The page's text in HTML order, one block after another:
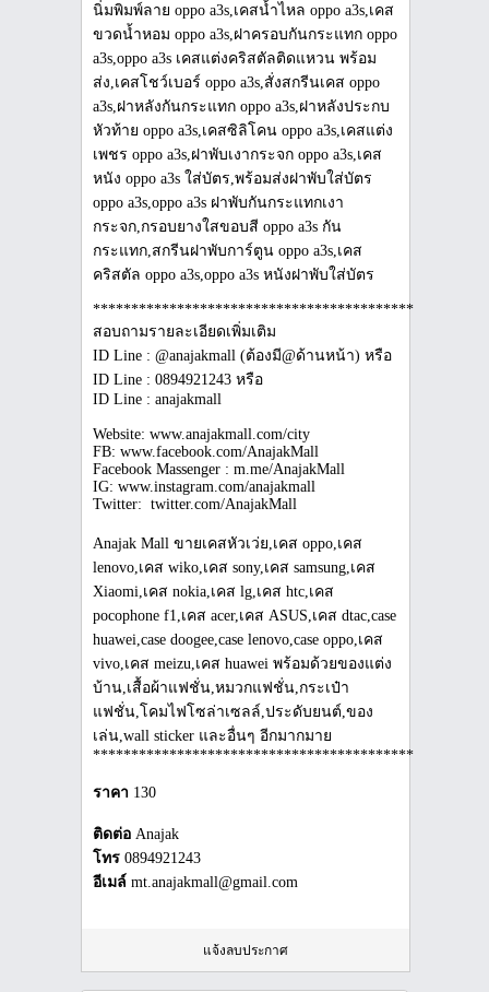
สอบถามรายละเอียดเพิ่มเติม
ID Line : @anajakmall (ต้องมี@ด้านหน้า) หรือ
ID Line : 0894921243 หรือ
ID Line : anajakmall
Website: www.anajakmall.com/city
FB: www.facebook.com/AnajakMall
Facebook Massenger : m.me/AnajakMall
IG: www.instagram.com/anajakmall
Twitter: twitter.com/AnajakMall
Anajak Mall ขายเคสหัวเว่ย,เคส oppo,เคส
lenovo,เคส wiko,เคส sony,เคส samsung,เคส
Xiaomi,เคส nokia,เคส lg,เคส htc,เคส
pocophone f1,เคส acer,เคส ASUS,เคส dtac,case
huawei,case doogee,case lenovo,case oppo,เคส
vivo,เคส meizu,เคส huawei พร้อมด้วยของแต่ง
บ้าน,เสื้อผ้าแฟชั่น,หมวกแฟชั่น,กระเป๋า
แฟชั่น,โคมไฟโซล่าเซลล์,ประดับยนต์,ของ
เล่น,wall sticker และอื่นๆ อีกมากมาย
ราคา 130
ติดต่อ Anajak
โทร 0894921243
อีเมล์ mt.anajakmall@gmail.com
แจ้งลบประกาศ